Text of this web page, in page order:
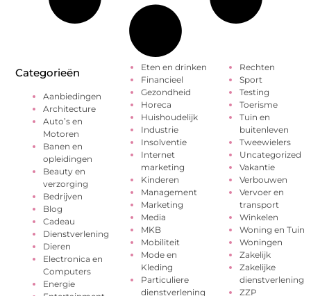
Categorieën
Aanbiedingen
Architecture
Auto’s en
Motoren
Banen en
opleidingen
Beauty en
verzorging
Bedrijven
Blog
Cadeau
Dienstverlening
Dieren
Electronica en
Computers
Energie
Eten en drinken
Financieel
Gezondheid
Horeca
Huishoudelijk
Industrie
Insolventie
Internet
marketing
Kinderen
Management
Marketing
Media
MKB
Mobiliteit
Mode en
Kleding
Particuliere
dienstverlening
Rechten
Sport
Testing
Toerisme
Tuin en
buitenleven
Tweewielers
Uncategorized
Vakantie
Verbouwen
Vervoer en
transport
Winkelen
Woning en Tuin
Woningen
Zakelijk
Zakelijke
dienstverlening
ZZP